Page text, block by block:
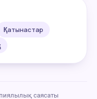
Қатынастар
саясаты